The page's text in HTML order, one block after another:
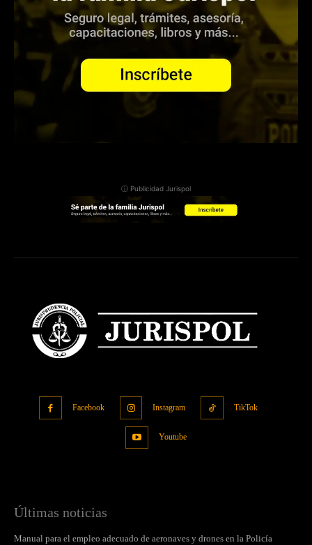
ⓘ Publicidad Jurispol
Facebook Instagram TikTok
Youtube
Últimas noticias
Manual para el empleo adecuado de aeronaves y drones en la Policía